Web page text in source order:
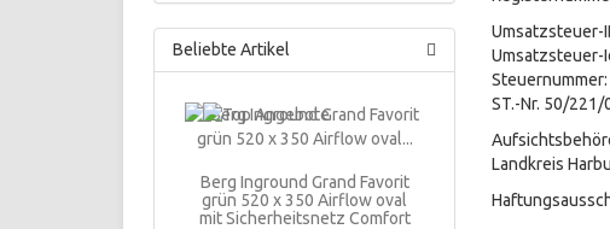
Umsatzsteuer-
Umsatzsteuer-
Steuernummer:
ST.-Nr. 50/221/
Landkreis
Beliebte Artikel
Berg Inground Grand Favorit
grün 520 x 350 Airflow oval
mit Sicherheitsnetz Comfort